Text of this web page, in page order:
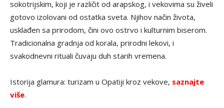
sokotrijskim, koji je različit od arapskog, i vekovima su živeli
gotovo izolovani od ostatka sveta. Njihov način života,
usklađen sa prirodom, čini ovo ostrvo i kulturnim biserom.
Tradicionalna gradnja od korala, prirodni lekovi, i
svakodnevni rituali čuvaju duh starih vremena.
Istorija glamura: turizam u Opatiji kroz vekove, saznajte
više.